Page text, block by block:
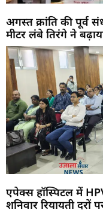
अगस्त क्रांति की पूर्व
मीटर लंबे तिरंगे ने बढ़ाया
एपेक्स हॉस्पिटल में
शनिवार रियायती दरों